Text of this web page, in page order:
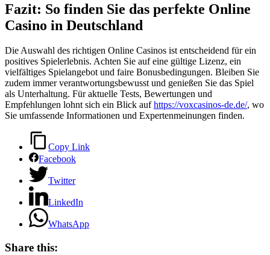
Fazit: So finden Sie das perfekte Online
Casino in Deutschland
Die Auswahl des richtigen Online Casinos ist entscheidend für ein
positives Spielerlebnis. Achten Sie auf eine gültige Lizenz, ein
vielfältiges Spielangebot und faire Bonusbedingungen. Bleiben Sie
zudem immer verantwortungsbewusst und genießen Sie das Spiel
als Unterhaltung. Für aktuelle Tests, Bewertungen und
Empfehlungen lohnt sich ein Blick aufhttps://voxcasinos-de.de/, wo
Sie umfassende Informationen und Expertenmeinungen finden.
Copy Link
Facebook
Twitter
LinkedIn
WhatsApp
Share this: